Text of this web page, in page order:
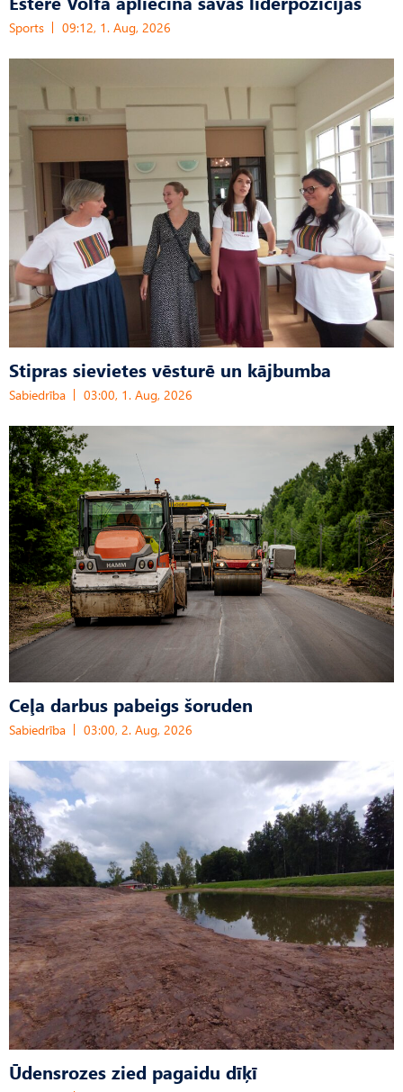
Sports 09:12, 1. Aug, 2026
Stipras sievietes vēsturē un kājbumba
Sabiedrība 03:00, 1. Aug, 2026
Ceļa darbus pabeigs šoruden
Sabiedrība 03:00, 2. Aug, 2026
Ūdensrozes zied pagaidu dīķī